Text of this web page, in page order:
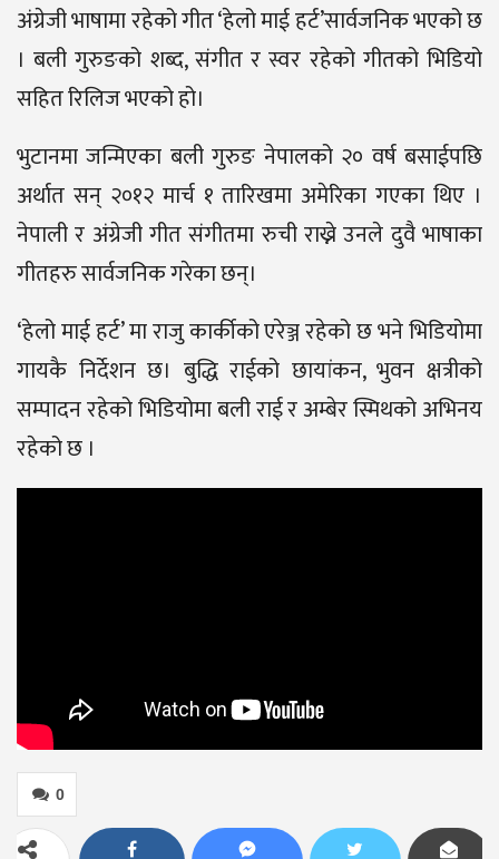
अंग्रेजी भाषामा रहेको गीत ‘हेलो माई हर्ट’सार्वजनिक भएको छ
। बली गुरुङको शब्द, संगीत र स्वर रहेको गीतको भिडियो
सहित रिलिज भएको हो।
भुटानमा जन्मिएका बली गुरुङ नेपालको २० वर्ष बसाईपछि
अर्थात सन् २०१२ मार्च १ तारिखमा अमेरिका गएका थिए ।
नेपाली र अंग्रेजी गीत संगीतमा रुची राख्ने उनले दुवै भाषाका
गीतहरु सार्वजनिक गरेका छन्।
‘हेलो माई हर्ट’ मा राजु कार्कीको एरेञ्ज रहेको छ भने भिडियोमा
गायकै निर्देशन छ। बुद्धि राईको छायांकन, भुवन क्षत्रीको
सम्पादन रहेको भिडियोमा बली राई र अम्बेर स्मिथको अभिनय
रहेको छ ।
0